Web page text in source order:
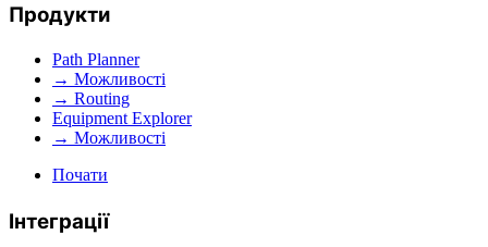
Продукти
Path Planner
→ Можливості
→ Routing
Equipment Explorer
→ Можливості
Почати
Інтеграції